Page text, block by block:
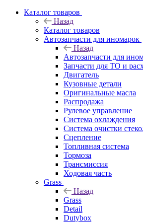
Каталог товаров
Назад
Каталог товаров
Автозапчасти для иномарок
Назад
Автозапчасти для
Запчасти для ТО и
Двигатель
Кузовные детали
Оригинальные масла
Распродажа
Рулевое управление
Система охлаждения
Система очистки
Сцепление
Топливная система
Тормоза
Трансмиссия
Ходовая часть
Grass
Назад
Grass
Detail
Dutybox